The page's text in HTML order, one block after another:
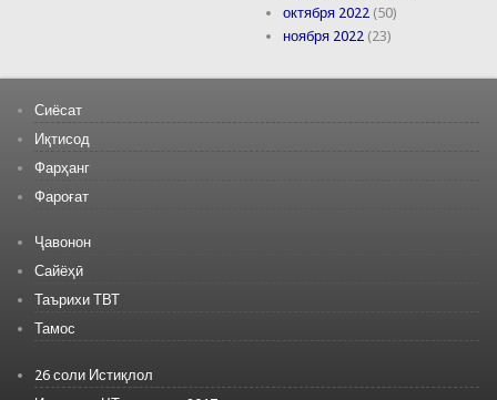
октября 2022 (50)
ноября 2022 (23)
Сиёсат
Иқтисод
Фарҳанг
Фароғат
Ҷавонон
Сайёҳӣ
Таърихи ТВТ
Тамос
26 соли Истиқлол